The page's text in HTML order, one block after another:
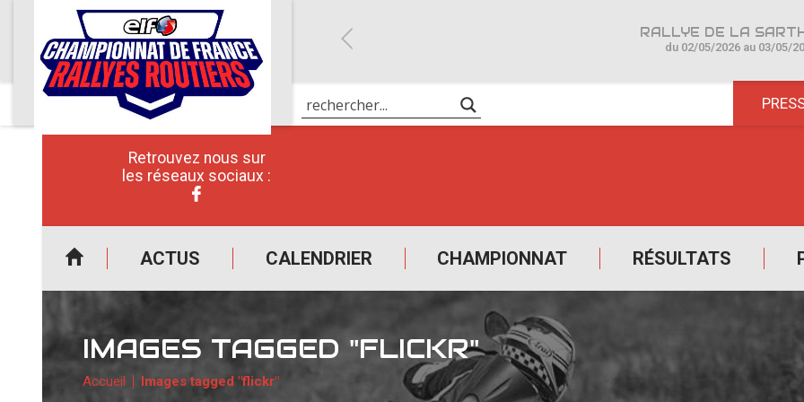
Retrouvez nous sur
les réseaux sociaux :
ACTUS CALENDRIER CHAMPIONNAT RÉSULTATS
du 02/05/2026 au 03/05/
IMAGES TAGGED "FLICKR"
Accueil Images tagged "flickr"